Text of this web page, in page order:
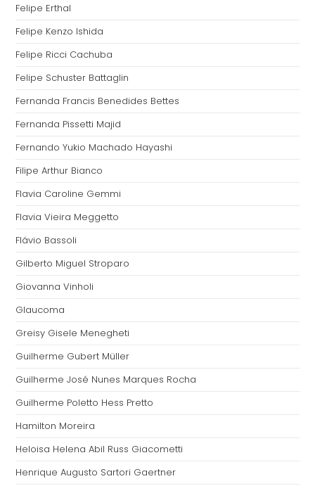
Felipe Erthal
Felipe Kenzo Ishida
Felipe Ricci Cachuba
Felipe Schuster Battaglin
Fernanda Francis Benedides Bettes
Fernanda Pissetti Majid
Fernando Yukio Machado Hayashi
Filipe Arthur Bianco
Flavia Caroline Gemmi
Flavia Vieira Meggetto
Flávio Bassoli
Gilberto Miguel Stroparo
Giovanna Vinholi
Glaucoma
Greisy Gisele Menegheti
Guilherme Gubert Müller
Guilherme José Nunes Marques Rocha
Guilherme Poletto Hess Pretto
Hamilton Moreira
Heloisa Helena Abil Russ Giacometti
Henrique Augusto Sartori Gaertner